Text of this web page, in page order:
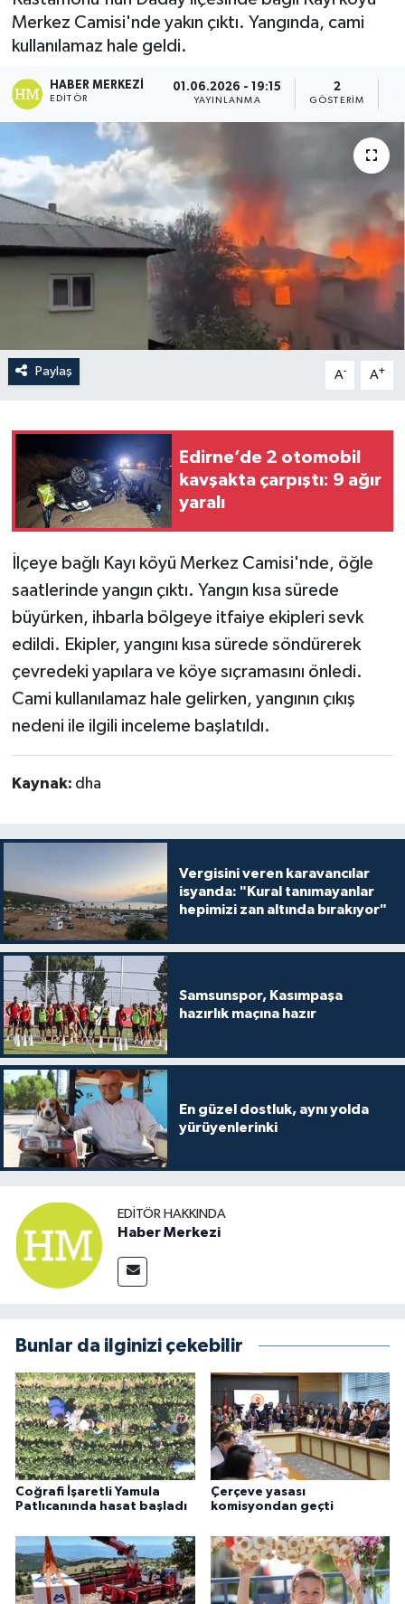
Merkez Camisi'nde yakın çıktı. Yangında, cami
kullanılamaz hale geldi.
HABER MERKEZI
EDITÖR
01.06.2026 - 19:15
YAYINLANMA
2
GÖSTERIM
Paylaş A- A+
Edirne’de 2 otomobil
kavşakta çarpıştı: 9 ağır
yaralı
İlçeye bağlı Kayı köyü Merkez Camisi'nde, öğle
saatlerinde yangın çıktı. Yangın kısa sürede
büyürken, ihbarla bölgeye itfaiye ekipleri sevk
edildi. Ekipler, yangını kısa sürede söndürerek
çevredeki yapılara ve köye sıçramasını önledi.
Cami kullanılamaz hale gelirken, yangının çıkış
nedeni ile ilgili inceleme başlatıldı.
Kaynak: dha
Vergisini veren karavancılar
isyanda: "Kural tanımayanlar
hepimizi zan altında bırakıyor"
Samsunspor, Kasımpaşa
hazırlık maçına hazır
En güzel dostluk, aynı yolda
yürüyenlerinki
EDITÖR HAKKINDA
Haber Merkezi
Bunlar da ilginizi çekebilir
Coğrafi İşaretli Yamula
Patlıcanında hasat başladı
Çerçeve yasası
komisyondan geçti